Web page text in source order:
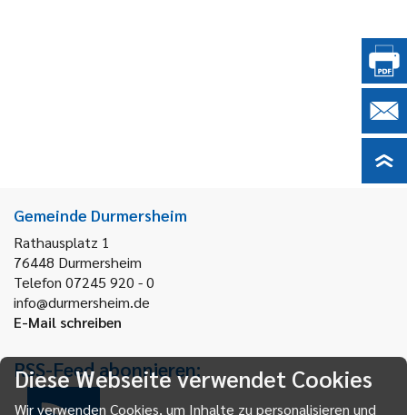
Gemeinde Durmersheim
Rathausplatz 1
76448 Durmersheim
Telefon 07245 920 - 0
info@durmersheim.de
E-Mail schreiben
RSS-Feed abonnieren:
Diese Webseite verwendet Cookies
Wir verwenden Cookies, um Inhalte zu personalisieren und